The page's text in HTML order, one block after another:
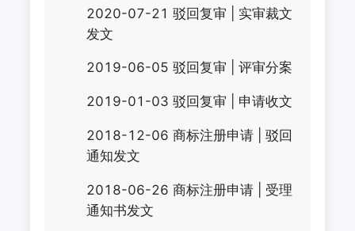
2020-07-21 驳回复审
实审裁文
发文
2019-06-05 驳回复审 评审分案
2019-01-03 驳回复审 申请收文
2018-12-06 商标注册申请| 驳回
通知发文
2018-06-26 商标注册申请| 受理
通知书发文